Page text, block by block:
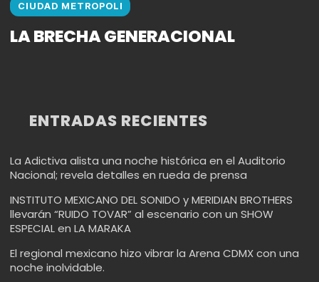
CIUDAD METROPOLI
LA BRECHA GENERACIONAL
ENTRADAS RECIENTES
La Adictiva alista una noche histórica en el Auditorio
Nacional; revela detalles en rueda de prensa
INSTITUTO MEXICANO DEL SONIDO y MERIDIAN BROTHERS
llevarán “RUIDO TOVAR” al escenario con un SHOW
ESPECIAL en LA MARAKA
El regional mexicano hizo vibrar la Arena CDMX con una
noche inolvidable.